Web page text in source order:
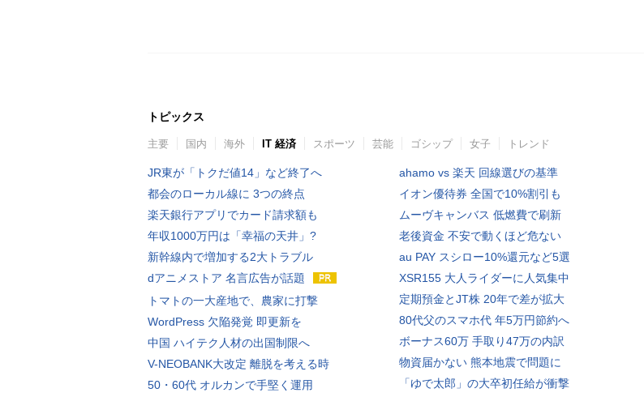
トピックス
主要 国内 海外 IT 経済 スポーツ 芸能 ゴシップ 女子 トレンド
JR東が「トクだ値14」など終了へ
都会のローカル線に 3つの終点
楽天銀行アプリでカード請求額も
年収1000万円は「幸福の天井」?
新幹線内で増加する2大トラブル
dアニメストア 名言広告が話題
トマトの一大産地で、農家に打撃
WordPress 欠陥発覚 即更新を
中国 ハイテク人材の出国制限へ
V-NEOBANK大改定 離脱を考える時
50・60代 オルカンで手堅く運用
ahamo vs 楽天 回線選びの基準
イオン優待券 全国で10%割引も
ムーヴキャンバス 低燃費で刷新
老後資金 不安で動くほど危ない
au PAY スシロー10%還元など5選
XSR155 大人ライダーに人気集中
定期預金とJT株 20年で差が拡大
80代父のスマホ代 年5万円節約へ
ボーナス60万 手取り47万の内訳
物資届かない 熊本地震で問題に
「ゆで太郎」の大卒初任給が衝撃